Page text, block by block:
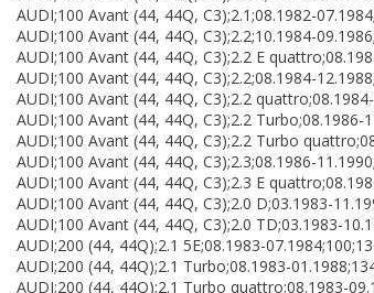
AUDI;100 Avant (44, 44Q, C3);2.1;08.1982-
AUDI;100 Avant (44, 44Q, C3);2.2;10.1984-
AUDI;100 Avant (44, 44Q, C3);2.2 E
AUDI;100 Avant (44, 44Q, C3);2.2;08.1984-
AUDI;100 Avant (44, 44Q, C3);2.2
AUDI;100 Avant (44, 44Q, C3);2.2 Turbo;08.1986-
AUDI;100 Avant (44, 44Q, C3);2.2 Turbo
AUDI;100 Avant (44, 44Q, C3);2.3;08.1986-
AUDI;100 Avant (44, 44Q, C3);2.3 E
AUDI;100 Avant (44, 44Q, C3);2.0 D;03.1983-
AUDI;100 Avant (44, 44Q, C3);2.0 TD;03.1983-
AUDI;200 (44, 44Q);2.1 5E;08.1983-
AUDI;200 (44, 44Q);2.1 Turbo;08.1983-
AUDI;200 (44, 44Q);2.1 Turbo quattro;08.1983-